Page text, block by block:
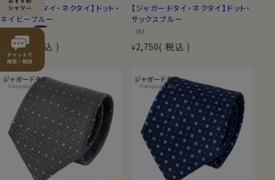
【ジャガードタイ・ネクタイ】ドット・
ネイビーブルー
2,750 税込
【ジャガードタイ・ネクタイ】ドット・
サックスブルー
（0）
¥2,750 税込